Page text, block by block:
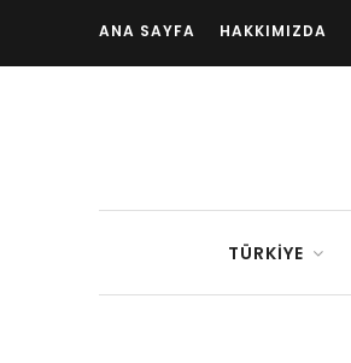
ANA SAYFA HAKKIMIZDA
TÜRKIYE